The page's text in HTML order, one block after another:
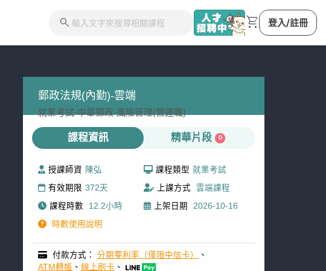
郵政法規(內勤)-雲端
就業考試-中華郵政- 風險管理(營運職)
課程資訊 精華片段 0
授課師資 陳弘 課程類型 就業考試
有效期限 372天 上課方式
雲端課程
課程時數
12.2小時 上架日期
2026-10-16
時數使用說明
付款方式：分期零利率（僅限中信卡）
、
ATM轉帳 、 線上刷卡 、
search shopping_cart 登入/註冊